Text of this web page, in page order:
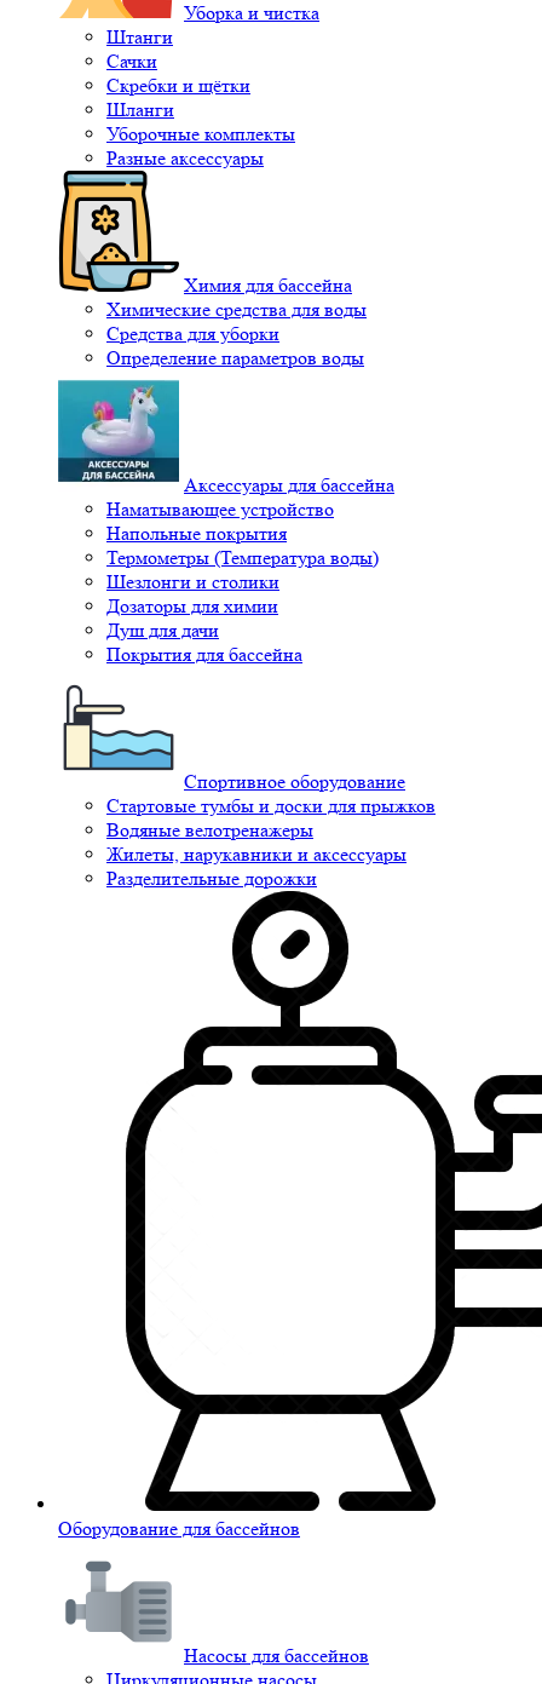
Уборка и чистка
Штанги
Сачки
Скребки и щётки
Шланги
Уборочные комплекты
Разные аксессуары
Химия для бассейна
Химические средства для воды
Средства для уборки
Определение параметров воды
Аксессуары для бассейна
Наматывающее устройство
Напольные покрытия
Термометры (Температура воды)
Шезлонги и столики
Дозаторы для химии
Душ для дачи
Покрытия для бассейна
Спортивное оборудование
Стартовые тумбы и доски для прыжков
Водяные велотренажеры
Жилеты, нарукавники и аксессуары
Разделительные дорожки
Оборудование для бассейнов
Насосы для бассейнов